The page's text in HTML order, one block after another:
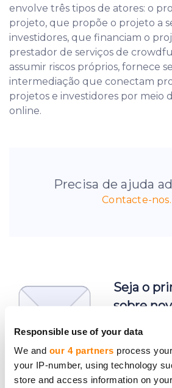
Responsible use of your data
We and our 4 partners process
your IP-number, using technology
store and access information on
envolve três tipos de atores: o
projeto, que propõe o projeto a
investidores, que financiam o
prestador de serviços de
assumir riscos próprios, fornece
intermediação que conectam
projetos e investidores por meio
online.
Precisa de ajuda
Contacte-nos.
Seja o
sobre